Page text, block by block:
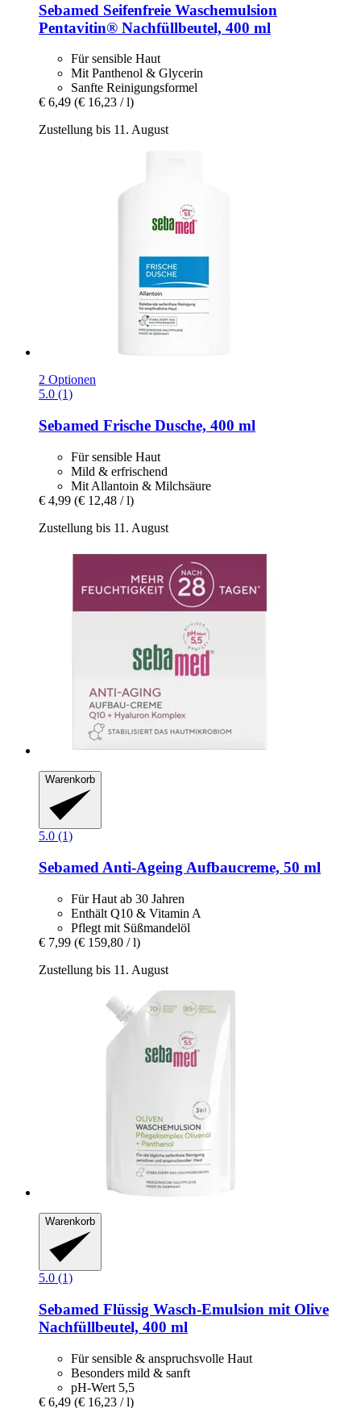
Sebamed Seifenfreie Waschemulsion
Pentavitin® Nachfüllbeutel, 400 ml
Für sensible Haut
Mit Panthenol & Glycerin
Sanfte Reinigungsformel
€ 6,49 (€ 16,23 / l)
Zustellung bis 11. August
2 Optionen
5.0 (1)
Sebamed Frische Dusche, 400 ml
Für sensible Haut
Mild & erfrischend
Mit Allantoin & Milchsäure
€ 4,99 (€ 12,48 / l)
Zustellung bis 11. August
Warenkorb
5.0 (1)
Sebamed Anti-​Ageing Aufbaucreme, 50 ml
Für Haut ab 30 Jahren
Enthält Q10 & Vitamin A
Pflegt mit Süßmandelöl
€ 7,99 (€ 159,80 / l)
Zustellung bis 11. August
Warenkorb
5.0 (1)
Sebamed Flüssig Wasch-​Emulsion mit Olive
Nachfüllbeutel, 400 ml
Für sensible & anspruchsvolle Haut
Besonders mild & sanft
pH-Wert 5,5
€ 6,49 (€ 16,23 / l)